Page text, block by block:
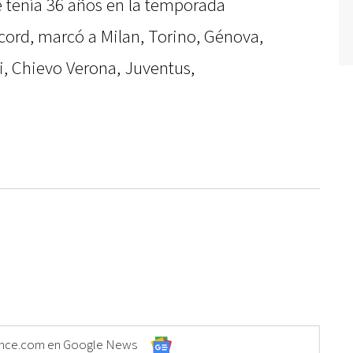
36 años en la temporada
marcó a Milan, Torino, Génova,
Chievo Verona, Juventus,
en Google News